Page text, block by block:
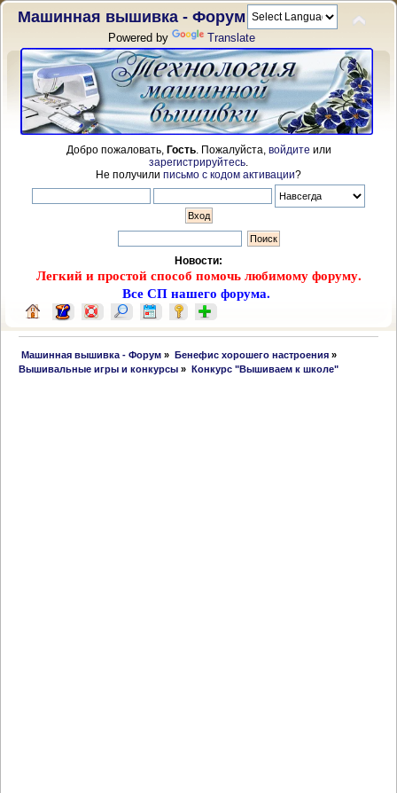
Машинная вышивка - Форум
Powered by Translate
Добро пожаловать, Гость. Пожалуйста, войдите или
зарегистрируйтесь
Не получили письмо с кодом активации?
Новости:
Легкий и простой способ помочь любимому форуму.
Все СП нашего форума.
Машинная вышивка - Форум » Бенефис хорошего настроения»
Вышивальные игры и конкурсы » Конкурс "Вышиваем к школе"